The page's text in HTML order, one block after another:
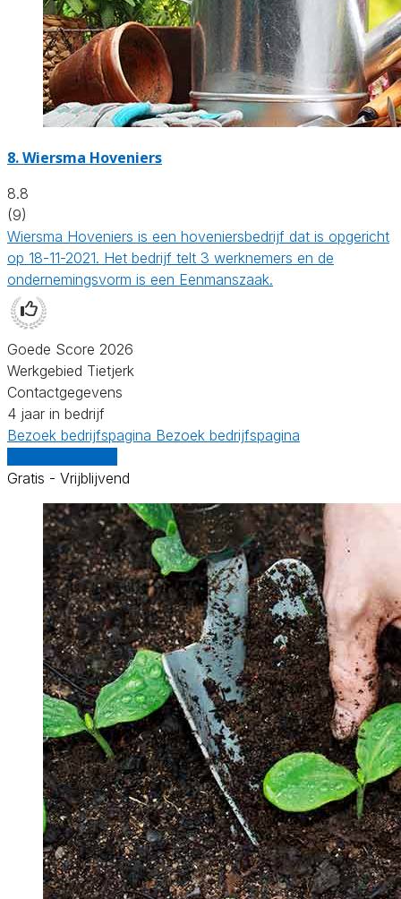
8.Wiersma Hoveniers
8.8
(9)
Wiersma Hoveniers is een hoveniersbedrijf dat is opgericht
op 18-11-2021. Het bedrijf telt 3 werknemers en de
ondernemingsvorm is een Eenmanszaak.
Goede Score 2026
Werkgebied Tietjerk
Contactgegevens
4 jaar in bedrijf
Bezoek bedrijfspagina Bezoek bedrijfspagina
Gratis - Vrijblijvend